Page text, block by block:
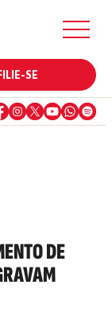
FILIE-SE
DE